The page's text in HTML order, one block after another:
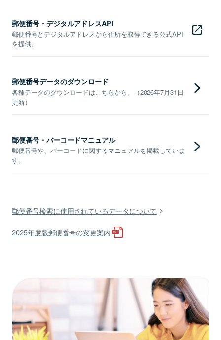
郵便番号・デジタルアドレスAPI
郵便番号とデジタルアドレスから住所を取得できる公式API
を提供。
郵便番号データのダウンロード
各種データのダウンロードはこちらから。（2026年7月31日
更新）
郵便番号・バーコードマニュアル
郵便番号や、バーコードに関するマニュアルを掲載していま
す。
郵便番号検索に使用されているデータについて
2025年度版郵便番号の変更案内